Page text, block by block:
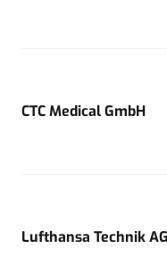
CTC Medical GmbH
Lufthansa Technik AG